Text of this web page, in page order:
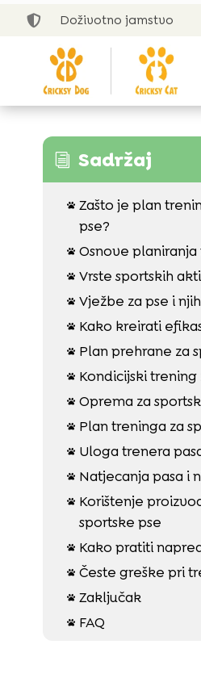
 Doživotno jamstvo
i Sadržaj
 Zašto je plan
pse?
 Osnove
 Vrste sportskih
 Vježbe za pse i
 Kako kreirati
 Plan prehrane za
 Kondicijski trening
 Oprema za
 Plan treninga za
 Uloga trenera
 Natjecanja pasa i

Korištenje
sportske pse
 Kako pratiti
 Česte greške pri
 Zaključak
 FAQ